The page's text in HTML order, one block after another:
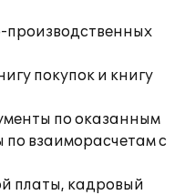
производственных
покупок и книгу
по оказанным
по взаиморасчетам с
платы, кадровый